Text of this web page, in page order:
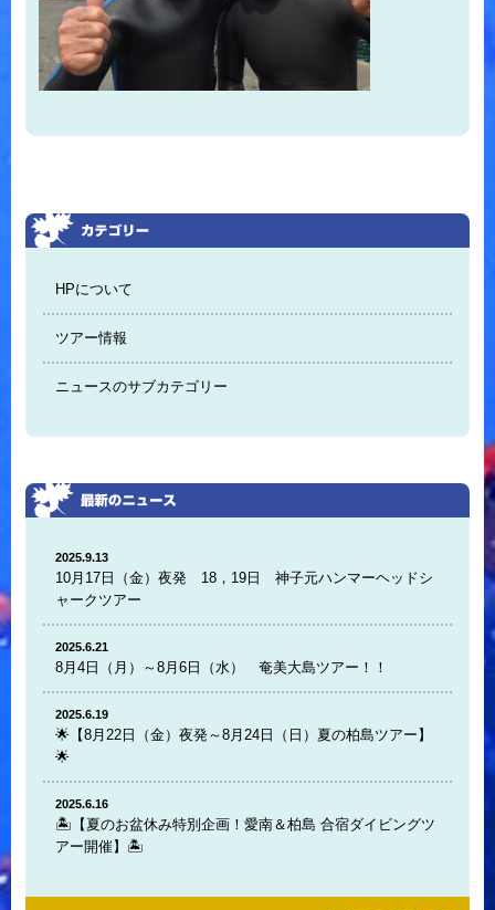
HPについて
ツアー情報
ニュースのサブカテゴリー
2025.9.13
10月17日（金）夜発 18，19日 神子元ハンマーヘッドシ
ャークツアー
2025.6.21
8月4日（月）～8月6日（水） 奄美大島ツアー！！
2025.6.19
🌟【8月22日（金）夜発～8月24日（日）夏の柏島ツアー】
🌟
2025.6.16
🏝️【夏のお盆休み特別企画！愛南＆柏島 合宿ダイビングツ
アー開催】🏝️